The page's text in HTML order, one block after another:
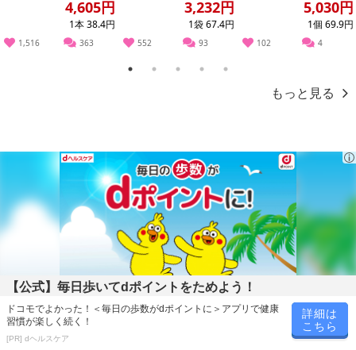
記載されている内容を必ずご確認いただき、お届けする商品セット
にご納得いただきましたうえでお申し込みください。
※パッケージ変更や商品リニューアル(成分など含む)等により、参考
の掲載画像や画像内のバーコードなど、お届け商品と多少異なる場
また、[新たな加工食品の原料原産地表示制度]の経過措置期間の終
あらかじめご了承いただいた上でお申込みください。なお、本理由
によるお申込み後のキャンセル・返品交換は対応いたしかねます。
【お支払いについて】
※送料はお試し費用に含まれております。
※お支払い方法は、電話料金合算払い、クレジットカード、dポイン
【発送・お届け・商品について】
※お申込み頂きました商品の同梱、お届けの日時指定はいたしかね
4,605円
1本 38.4円
1,516 363
3,232円
1袋 67.4円
552 93
5,030円
1個 69.9円
102 4
1 2 3 4 5
もっと見る
【公式】毎日歩いてdポイントをためよう！
ドコモでよかった！＜毎日の歩数がdポイントに＞アプリで健康
習慣が楽しく続く！
[PR] dヘルスケア
詳細は
こちら